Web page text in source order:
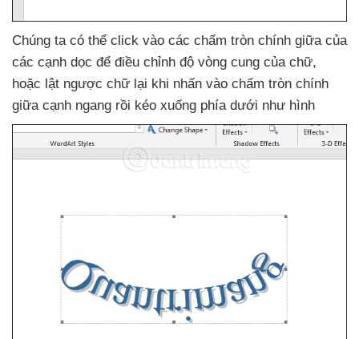
Chúng ta có thể click vào các chấm tròn chính giữa của
các cạnh dọc để điều chỉnh độ vòng cung của chữ,
hoặc lật ngược chữ lại khi nhấn vào chấm tròn chính
giữa cạnh ngang rồi kéo xuống phía dưới như hình